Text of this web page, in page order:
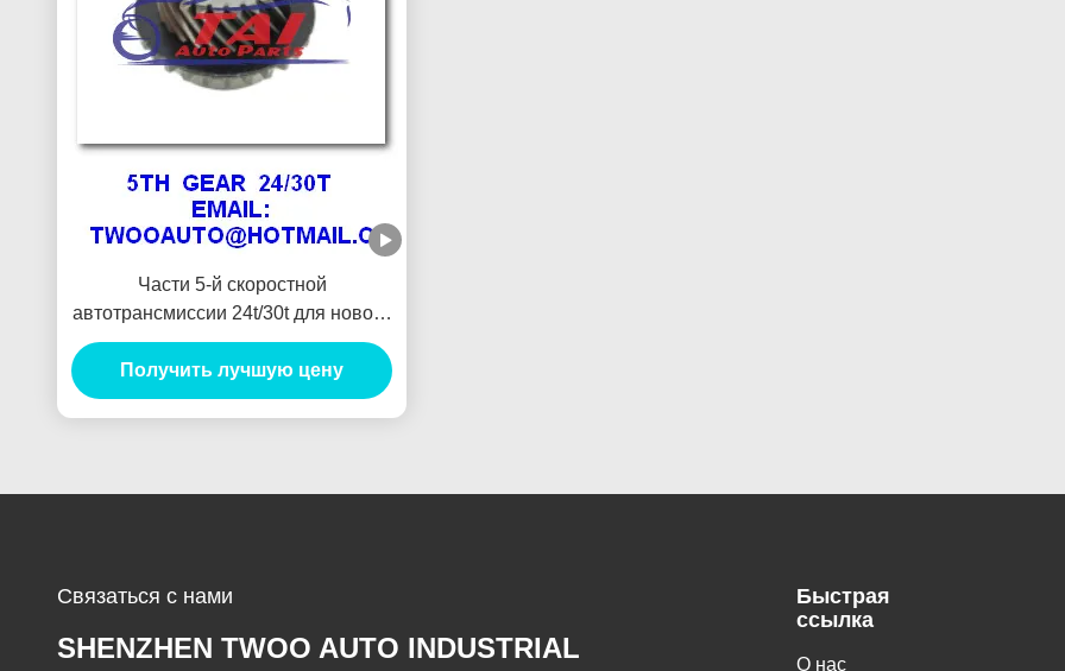
Части 5-й скоростной
автотрансмиссии 24t/30t для нового
Tfr пикапа высокой
производительности
Получить лучшую цену
Связаться с нами
SHENZHEN TWOO AUTO INDUSTRIAL
Быстрая
ссылка
О нас